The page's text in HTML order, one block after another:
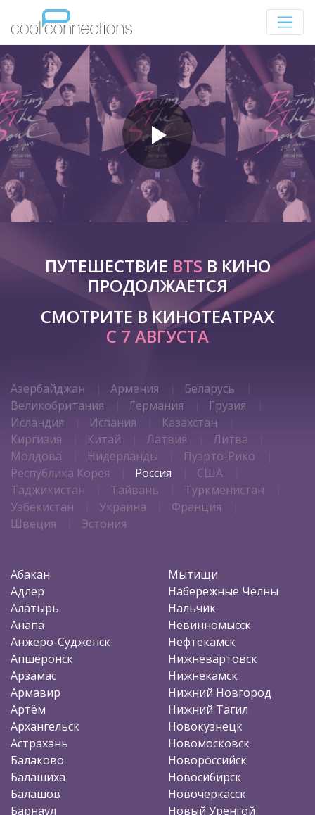
ПУТЕШЕСТВИЕ BTS В КИНО
ПРОДОЛЖАЕТСЯ
СМОТРИТЕ В КИНОТЕАТРАХ
С 7 АВГУСТА
Азербайджан Армения
Беларусь
Великобритания
Германия
Грузия
Исландия
Испания
Казахстан
Киргизия
Китай Латвия
Литва
Молдова
Нидерланды
Пуэрто-Рико
Республика Корея
Россия
США
Таджикистан
Тайвань
Туркменистан
Узбекистан
Украина
Франция
Швеция
Эстония
Абакан
Адлер
Алатырь
Анапа
Анжеро-Судженск
Апшеронск
Арзамас
Армавир
Артём
Архангельск
Астрахань
Балаково
Балашиха
Балашов
Барнаул
Мытищи
Набережные Челны
Нальчик
Невинномысск
Нефтекамск
Нижневартовск
Нижнекамск
Нижний Новгород
Нижний Тагил
Новокузнецк
Новомосковск
Новороссийск
Новосибирск
Новочеркасск
Новый Уренгой